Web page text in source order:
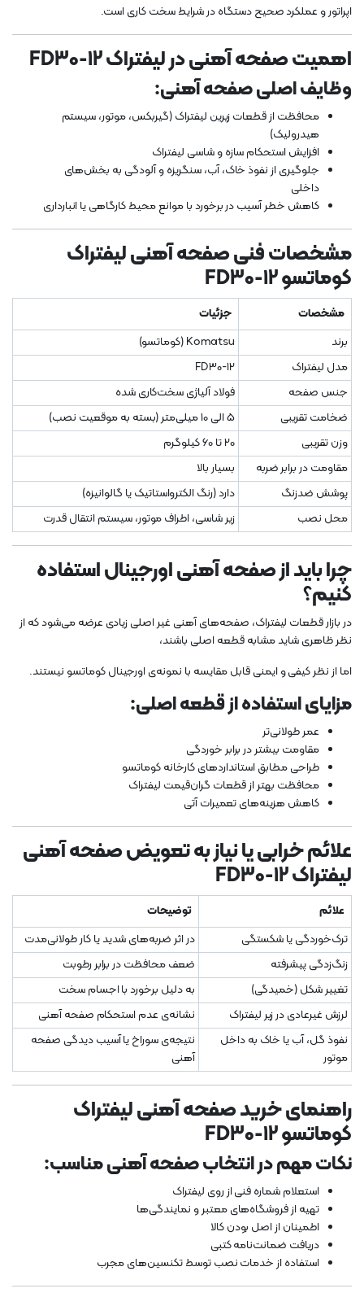
اپراتور و عملکرد صحیح دستگاه در شرایط سخت کاری است.
اهمیت صفحه آهنی در لیفتراک FD30-12
وظایف اصلی صفحه آهنی:
محافظت از قطعات زیرین لیفتراک (گیربکس، موتور، سیستم
هیدرولیک)
افزایش استحکام سازه و شاسی لیفتراک
جلوگیری از نفوذ خاک، آب، سنگریزه و آلودگی به بخش‌های
داخلی
کاهش خطر آسیب در برخورد با موانع محیط کارگاهی یا انبارداری
مشخصات فنی صفحه آهنی لیفتراک
کوماتسو FD30-12
مشخصات
جزئیات
برند
Komatsu (کوماتسو)
مدل لیفتراک
FD30-12
جنس صفحه
فولاد آلیاژی سخت‌کاری شده
ضخامت تقریبی
5 الی 10 میلی‌متر (بسته به موقعیت نصب)
وزن تقریبی
20 تا 60 کیلوگرم
مقاومت در برابر ضربه
بسیار بالا
پوشش ضدزنگ
دارد (رنگ الکترواستاتیک یا گالوانیزه)
محل نصب
زیر شاسی، اطراف موتور، سیستم انتقال قدرت
چرا باید از صفحه آهنی اورجینال استفاده
کنیم؟
در بازار قطعات لیفتراک، صفحه‌های آهنی غیر اصلی زیادی عرضه می‌شود که از
نظر ظاهری شاید مشابه قطعه اصلی باشند،
اما از نظر کیفی و ایمنی قابل مقایسه با نمونه‌ی اورجینال کوماتسو نیستند.
مزایای استفاده از قطعه اصلی:
عمر طولانی‌تر
مقاومت بیشتر در برابر خوردگی
طراحی مطابق استانداردهای کارخانه کوماتسو
محافظت بهتر از قطعات گران‌قیمت لیفتراک
کاهش هزینه‌های تعمیرات آتی
علائم خرابی یا نیاز به تعویض صفحه آهنی
لیفتراک FD30-12
علائم
توضیحات
ترک‌خوردگی یا شکستگی
در اثر ضربه‌های شدید یا کار طولانی‌مدت
زنگ‌زدگی پیشرفته
ضعف محافظت در برابر رطوبت
تغییر شکل (خمیدگی)
به دلیل برخورد با اجسام سخت
لرزش غیرعادی در زیر لیفتراک
نشانه‌ی عدم استحکام صفحه آهنی
نفوذ گل، آب یا خاک به داخل
موتور
نتیجه‌ی سوراخ یا آسیب دیدگی صفحه
آهنی
راهنمای خرید صفحه آهنی لیفتراک
کوماتسو FD30-12
نکات مهم در انتخاب صفحه آهنی مناسب:
استعلام شماره فنی از روی لیفتراک
تهیه از فروشگاه‌های معتبر و نمایندگی‌ها
اطمینان از اصل بودن کالا
دریافت ضمانت‌نامه کتبی
استفاده از خدمات نصب توسط تکنسین‌های مجرب